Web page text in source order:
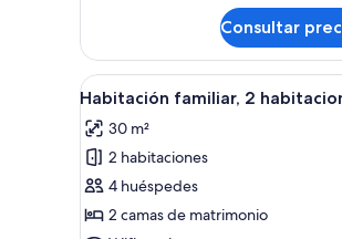
Consultar
Abrir
todas
las
fotos
de
Habitación
24
Habitación familiar, 2
30 m²
2 habitaciones
4 huéspedes
2 camas de matrimonio